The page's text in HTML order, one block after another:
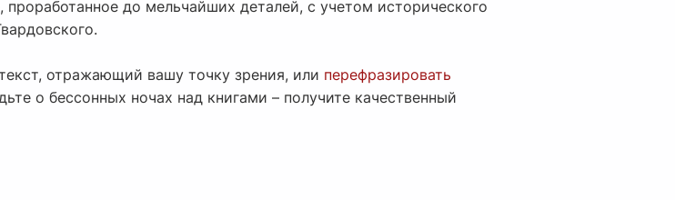
до мельчайших деталей, с учетом исторического
отражающий вашу точку зрения, или перефразировать
о бессонных ночах над книгами – получите качественный